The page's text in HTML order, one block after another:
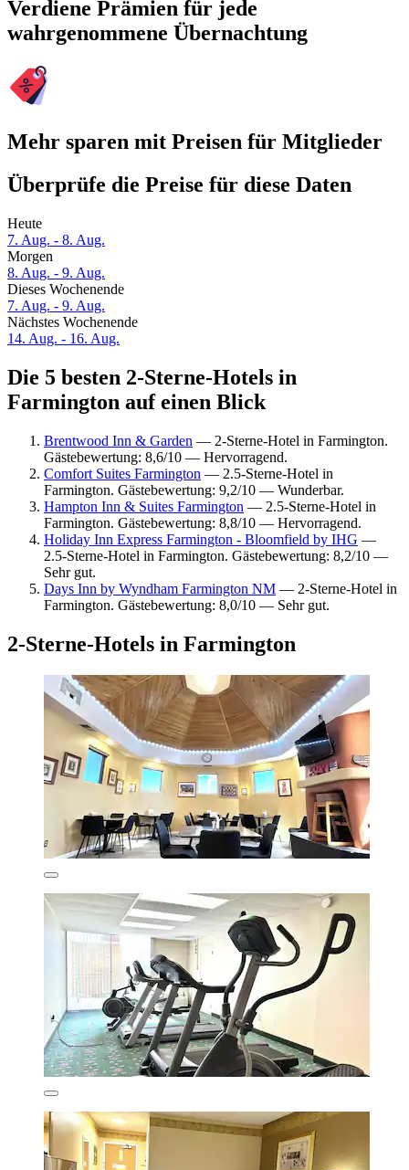
Verdiene Prämien für jede
wahrgenommene Übernachtung
Mehr sparen mit Preisen für Mitglieder
Überprüfe die Preise für diese Daten
Heute
7. Aug. - 8. Aug.
Morgen
8. Aug. - 9. Aug.
Dieses Wochenende
7. Aug. - 9. Aug.
Nächstes Wochenende
14. Aug. - 16. Aug.
Die 5 besten 2-Sterne-Hotels in
Farmington auf einen Blick
Brentwood Inn & Garden — 2-Sterne-Hotel in Farmington.
Gästebewertung: 8,6/10 — Hervorragend.
Comfort Suites Farmington — 2.5-Sterne-Hotel in
Farmington. Gästebewertung: 9,2/10 — Wunderbar.
Hampton Inn & Suites Farmington — 2.5-Sterne-Hotel in
Farmington. Gästebewertung: 8,8/10 — Hervorragend.
Holiday Inn Express Farmington - Bloomfield by IHG —
2.5-Sterne-Hotel in Farmington. Gästebewertung: 8,2/10 —
Sehr gut.
Days Inn by Wyndham Farmington NM — 2-Sterne-Hotel in
Farmington. Gästebewertung: 8,0/10 — Sehr gut.
2-Sterne-Hotels in Farmington